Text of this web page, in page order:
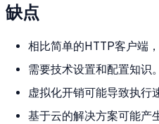
缺点
相比简单的HTTP客户端
需要技术设置和配置知识。
虚拟化开销可能导致执行
基于云的解决方案可能产